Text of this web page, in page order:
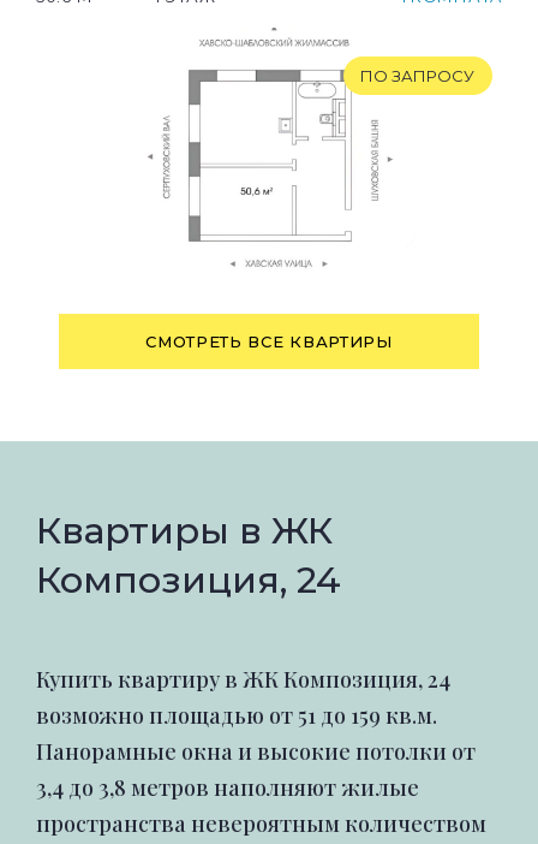
ПО ЗАПРОСУ
СМОТРЕТЬ ВСЕ КВАРТИРЫ
Квартиры в ЖК
Композиция, 24
Купить квартиру в ЖК Композиция, 24
возможно площадью от 51 до 159 кв.м.
Панорамные окна и высокие потолки от
3,4 до 3,8 метров наполняют жилые
пространства невероятным количеством